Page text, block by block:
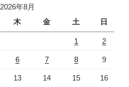
2026年8月
木 金 土 日
1 2
6 7 8 9
13 14 15 16